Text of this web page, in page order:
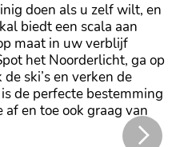
doen als u zelf wilt, en
biedt een scala aan
maat in uw verblijf
het Noorderlicht, ga op
ski’s en verken de
de perfecte bestemming
en toe ook graag van